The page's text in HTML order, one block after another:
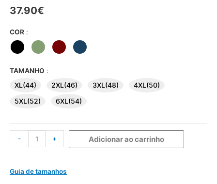
37.90€
COR :
TAMANHO :
XL(44) 2XL(46) 3XL(48)
4XL(50)
5XL(52)
6XL(54)
- + Adicionar ao carrinho
Guia de tamanhos